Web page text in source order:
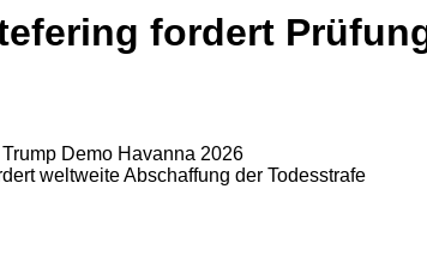
fordert
weltweite Abschaffung der Todesstrafe